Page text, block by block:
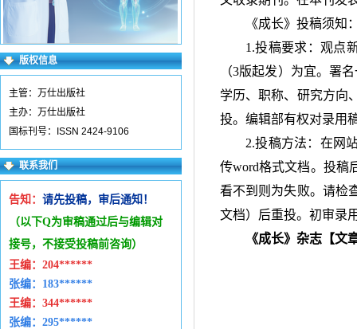
版权信息
主管：万仕出版社
主办：万仕出版社
国标刊号：ISSN 2424-9106
联系我们
告知： 请先投稿，审后通知！
（以下Q为审稿通过后与编辑对
接号，不接受投稿前咨询）
王编： 204******
张编：183******
王编： 344******
张编：295******
《成长》投稿须知
1.投稿要求：观点
（3版起发）为宜。署
学历、职称、研究方向
投。编辑部有权对录用
2.投稿方法：在网
传word格式文档。投稿
看不到则为失败。请检
文档）后重投。初审录
《成长》杂志【文